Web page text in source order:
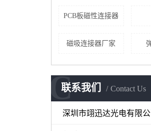
PCB板磁性连接器
磁吸连接器厂家
联系我们 Contact Us
C
深圳市翊迅达光电有限公